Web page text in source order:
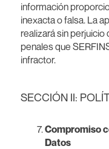
información
inexacta o falsa. La
realizará sin perjuicio
penales que
infractor.
SECCIÓN II:
Compromiso
Datos